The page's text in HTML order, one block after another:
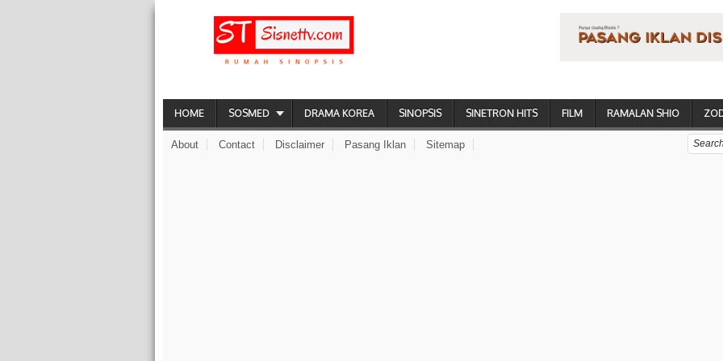
HOME SOSMED DRAMA KOREA SINOPSIS SINETRON HITS FILM RAMALAN SHIO
About Contact Disclaimer Pasang Iklan Sitemap